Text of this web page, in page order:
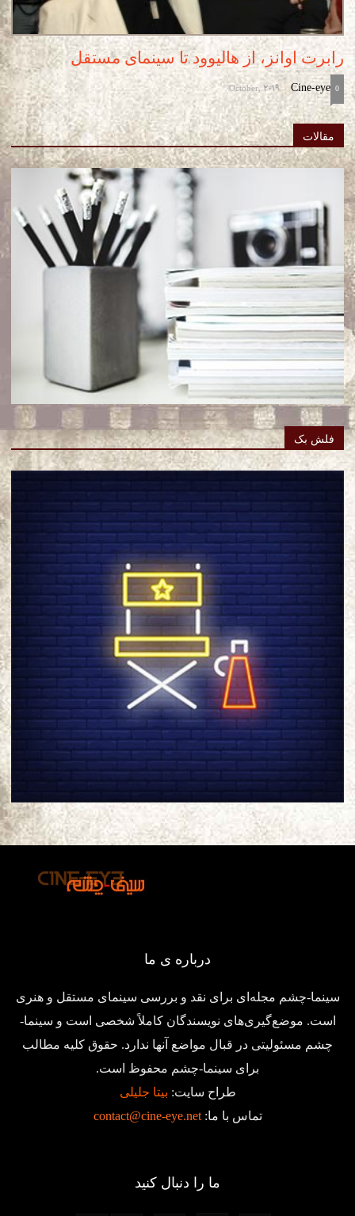
رابرت اوانز، از هالیوود تا سینمای مستقل
Cine-eye
-
October, 2019 0
مقالات
فلش بک
درباره ی ما
سینما-چشم مجله‌ای برای نقد و بررسی سینمای مستقل و هنری
است. موضع‌گیری‌های نویسندگان کاملاً شخصی است و سینما-
چشم مسئولیتی در قبال مواضع آنها ندارد. حقوق کلیه مطالب
برای سینما-چشم محفوظ است.
طراح سایت: بیتا جلیلی
تماس با ما:contact@cine-eye.net
ما را دنبال کنید